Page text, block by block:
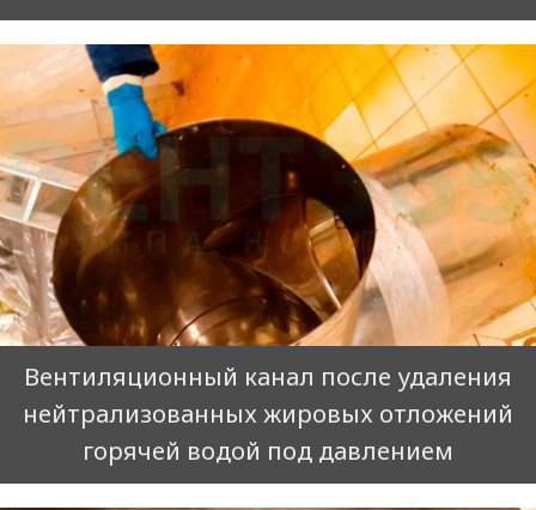
Вентиляционный канал после удаления
нейтрализованных жировых отложений
горячей водой под давлением